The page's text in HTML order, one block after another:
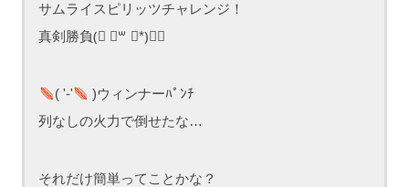
サムライスピリッツチャレンジ！
真剣勝負(⃔ ॑꒳ ॑*)⃕↝
( '-'
)ウィンナーﾊﾟﾝﾁ
列なしの火力で倒せたな…
それだけ簡単ってことかな？